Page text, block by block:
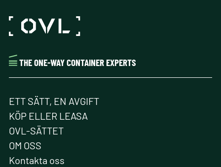
THE ONE-WAY CONTAINER EXPERTS
ETT SÄTT, EN AVGIFT
KÖP ELLER LEASA
OVL-SÄTTET
OM OSS
Kontakta oss